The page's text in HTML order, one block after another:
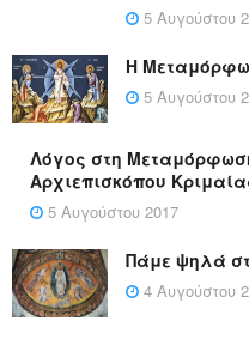
5 Αυγούστου
Η
5 Αυγούστου
Λόγος στη
Αρχιεπισκόπου
5 Αυγούστου 2017
Πάμε ψηλά
4 Αυγούστου